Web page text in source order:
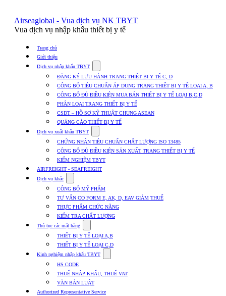
Airseaglobal - Vua dịch vụ NK TBYT
Vua dịch vụ nhập khẩu thiết bị y tế
Trang chủ
Giới thiệu
Dịch vụ nhập khẩu TBYT
submenu
for
Dịch
vụ
nhập
khẩu
TBYT
ĐĂNG KÝ LƯU HÀNH TRANG THIẾT BỊ Y TẾ C, D
CÔNG BỐ TIÊU CHUẨN ÁP DỤNG TRANG THIẾT BỊ Y TẾ LOẠI A, B
CÔNG BỐ ĐỦ ĐIỀU KIỆN MUA BÁN THIẾT BỊ Y TẾ LOẠI B,C,D
PHÂN LOẠI TRANG THIẾT BỊ Y TẾ
CSDT – HỒ SƠ KỸ THUẬT CHUNG ASEAN
QUẢNG CÁO THIẾT BỊ Y TẾ
Dịch vụ xuất khẩu TBYT
submenu
for
Dịch
vụ
xuất
TBYT
CHỨNG NHẬN TIÊU CHUẨN CHẤT LƯỢNG ISO 13485
CÔNG BỐ ĐỦ ĐIỀU KIỆN SẢN XUẤT TRANG THIẾT BỊ Y TẾ
KIỂM NGHIỆM TBYT
AIRFREIGHT - SEAFREIGHT
Dịch vụ khác
submenu
for
Dịch
vụ
khác
CÔNG BỐ MỸ PHẨM
TƯ VẤN CO FORM E, AK, D, EAV GIẢM THUẾ
THỰC PHẨM CHỨC NĂNG
KIỂM TRA CHẤT LƯỢNG
Thủ tục các mặt hàng
submenu
for
Thủ
tục
mặt
hàng
THIẾT BỊ Y TẾ LOẠI A,B
THIẾT BỊ Y TẾ LOẠI C,D
Kinh nghiệm nhập khẩu TBYT
submenu
Kinh
HS CODE
THUẾ NHẬP KHẨU, THUẾ VAT
VĂN BẢN LUẬT
Authorized Representative Service